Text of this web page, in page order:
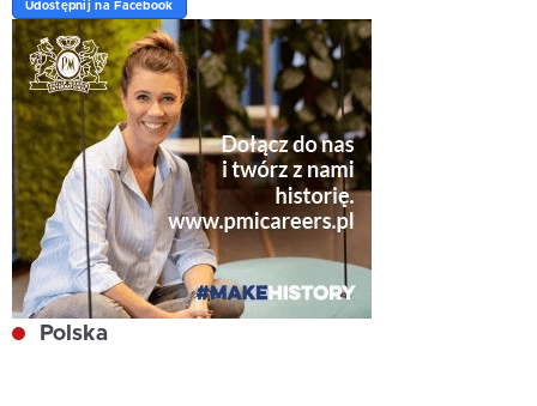
Udostępnij na Facebook
Polska